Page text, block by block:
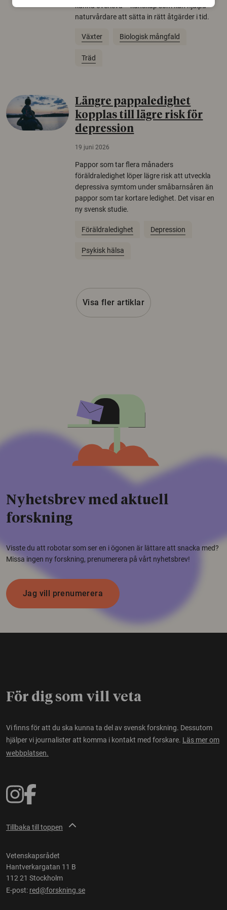
kunna överleva – kunskap som kan hjälpa
naturvårdare att sätta in rätt åtgärder i tid.
Växter Biologisk mångfald
Träd
Längre pappaledighet
kopplas till lägre risk för
depression
19 juni 2026
Pappor som tar flera månaders
föräldraledighet löper lägre risk att utveckla
depressiva symtom under småbarnsåren än
pappor som tar kortare ledighet. Det visar en
ny svensk studie.
Föräldraledighet Depression
Psykisk hälsa
Visa fler artiklar
Nyhetsbrev med aktuell
forskning
Visste du att robotar som ser en i ögonen är lättare att snacka med?
Missa ingen ny forskning, prenumerera på vårt nyhetsbrev!
Jag vill prenumerera
För dig som vill veta
Vi finns för att du ska kunna ta del av svensk forskning. Dessutom
hjälper vi journalister att komma i kontakt med forskare. Läs mer om
webbplatsen.
Tillbaka till toppen
Vetenskapsrådet
Hantverkargatan 11 B
112 21 Stockholm
E-post: red@forskning.se